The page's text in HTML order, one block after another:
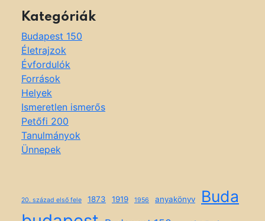
Kategóriák
Budapest 150
Életrajzok
Évfordulók
Források
Helyek
Ismeretlen ismerős
Petőfi 200
Tanulmányok
Ünnepek
20. század első fele 1873 1919 1956 anyakönyv Buda